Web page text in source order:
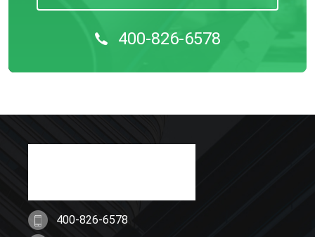
400-826-6578
400-826-6578